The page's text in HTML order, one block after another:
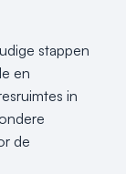
stappen
en
in
de